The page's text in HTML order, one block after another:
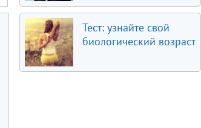
Тест: узнайте свой
биологический возраст